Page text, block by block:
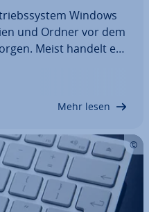
Windows
und Ordner vor dem
Meist handelt es
sind. Suchen
Mehr lesen